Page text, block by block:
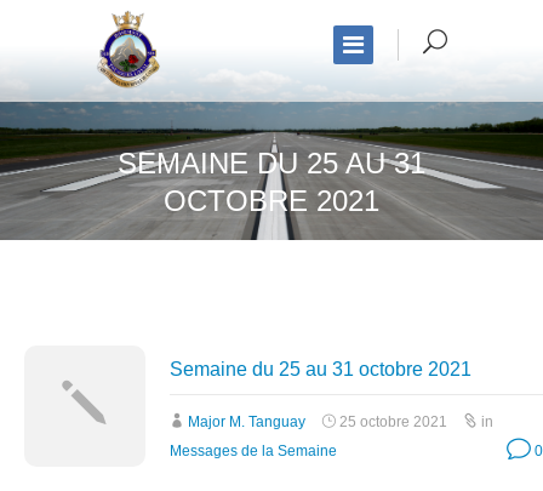
SEMAINE DU 25 AU 31
OCTOBRE 2021
Semaine du 25 au 31 octobre 2021
Major M. Tanguay 25 octobre 2021
in
Messages de la Semaine
0